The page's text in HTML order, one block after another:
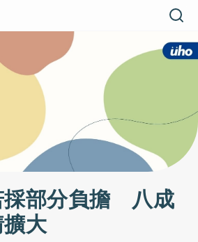
採部分負擔 八成
大